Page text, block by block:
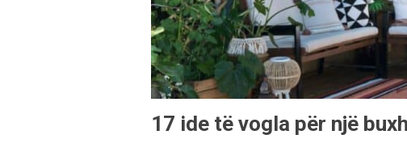
17 ide të vogla për një